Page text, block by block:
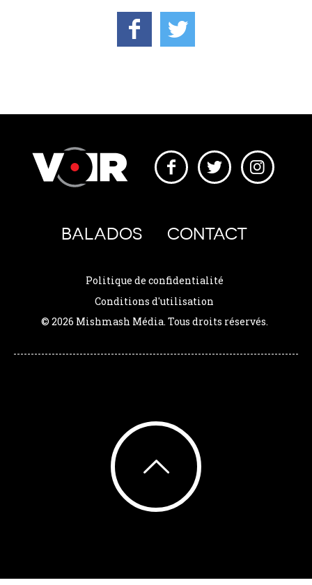
BALADOS CONTACT
Politique de confidentialité
Conditions d'utilisation
© 2026 Mishmash Média. Tous droits réservés.